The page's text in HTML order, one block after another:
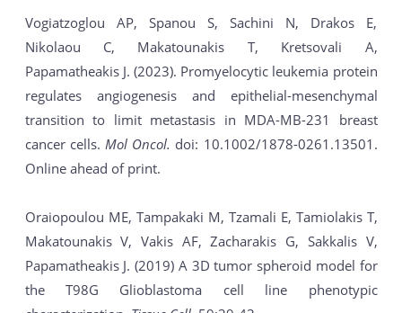
Vogiatzoglou AP, Spanou S, Sachini N, Drakos E,
Nikolaou C, Makatounakis T, Kretsovali A,
Papamatheakis J. (2023). Promyelocytic leukemia protein
regulates angiogenesis and epithelial-mesenchymal
transition to limit metastasis in MDA-MB-231 breast
cancer cells. Mol Oncol. doi: 10.1002/1878-0261.13501.
Online ahead of print.
Oraiopoulou ME, Tampakaki M, Tzamali E, Tamiolakis T,
Makatounakis V, Vakis AF, Zacharakis G, Sakkalis V,
Papamatheakis J. (2019) A 3D tumor spheroid model for
the T98G Glioblastoma cell line phenotypic